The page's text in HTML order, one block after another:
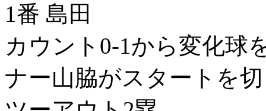
1番 島田
カウント0-1から変化球
ナー山脇がスタートを